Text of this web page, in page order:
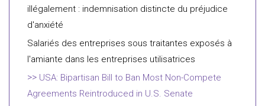
illégalement : indemnisation distincte du préjudice
d'anxiété
Salariés des entreprises sous traitantes exposés à
l'amiante dans les entreprises utilisatrices
USA: Bipartisan Bill to Ban Most Non-Compete
Agreements Reintroduced in U.S. Senate